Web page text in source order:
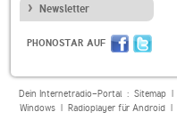
Newsletter
PHONOSTAR AUF
Dein Internetradio-Portal : Sitemap|
Windows| Radioplayer für Android|